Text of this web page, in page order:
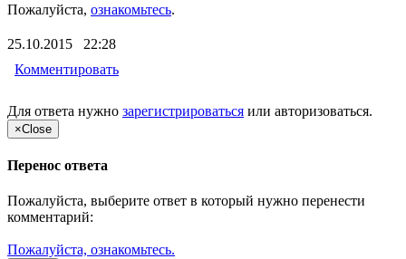
Пожалуйста, ознакомьтесь.
25.10.2015 22:28
Комментировать
Для ответа нужно зарегистрироваться или авторизоваться.
×Close
Перенос ответа
Пожалуйста, выберите ответ в который нужно перенести
комментарий:
Пожалуйста, ознакомьтесь.